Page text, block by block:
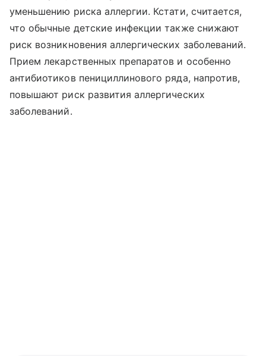
уменьшению риска аллергии. Кстати, считается,
что обычные детские инфекции также снижают
риск возникновения аллергических заболеваний.
Прием лекарственных препаратов и особенно
антибиотиков пенициллинового ряда, напротив,
повышают риск развития аллергических
заболеваний.